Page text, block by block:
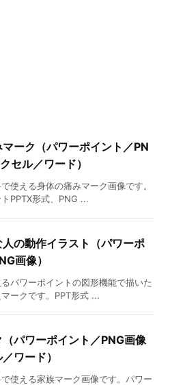
ーク（パワーポイント／PN
セル／ワード）
使える身体の痛みマーク画像です。
PPTX形式、PNG ...
の動作イラスト（パワーポ
画像）
パワーポイントの図形機能で描いた
ークです。PPT形式 ...
パワーポイント／PNG画像
ワード）
使える家族マーク画像です。パワー